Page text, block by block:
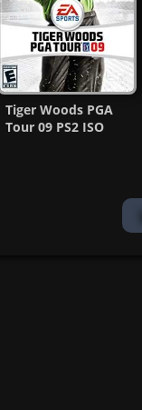
Tiger Woods PGA
Tour 09 PS2 ISO